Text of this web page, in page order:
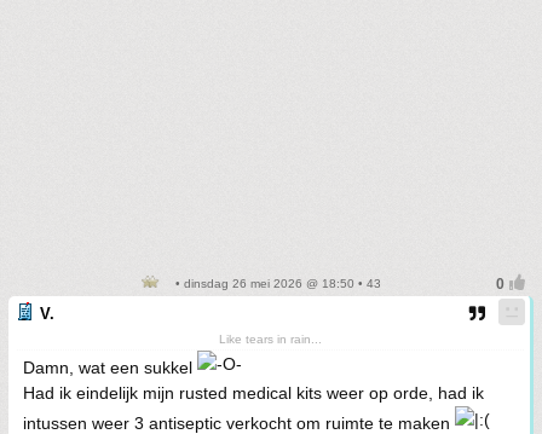
• dinsdag 26 mei 2026 @ 18:50 • 43
V.
Like tears in rain...
Damn, wat een sukkel
Had ik eindelijk mijn rusted medical kits weer op orde, had ik
intussen weer 3 antiseptic verkocht om ruimte te maken